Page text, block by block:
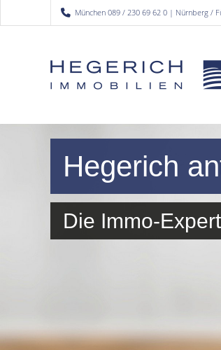
München 089 / 230 69 62 0 | Nürnberg /
Hegerich
Die Immo-